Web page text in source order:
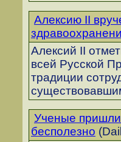
Алексию II
Алексий II
всей Русской
традиции
Ученые пришли
бесполезно